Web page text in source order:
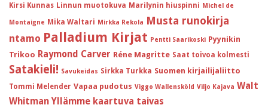
Kirsi Kunnas Linnun muotokuva Marilynin hiuspinni Michel de
Montaigne Mika Waltari Mirkka Rekola Musta runokirja
ntamo Palladium Kirjat Pentti Saarikoski Pyynikin
Trikoo Raymond Carver Réne Magritte Saat toivoa kolmesti
Satakieli! Savukeidas Sirkka Turkka Suomen kirjailijaliitto
Tommi Melender Vapaa pudotus Viggo Wallensköld Viljo Kajava Walt
Whitman Yllämme kaartuva taivas